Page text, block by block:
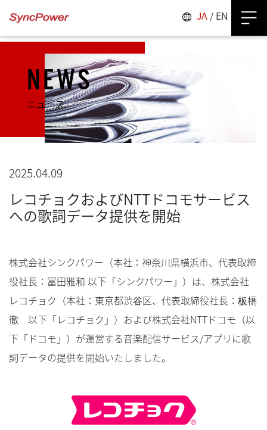
JA / EN
NEWS
ニュース
2025.04.09
レコチョクおよびNTTドコモサービス
への歌詞データ提供を開始
株式会社シンクパワー（本社：神奈川県横浜市、代表取締
役社長：冨田雅和 以下「シンクパワー」）は、株式会社
レコチョク（本社：東京都渋谷区、代表取締役社長：板橋
徹 以下「レコチョク」）および株式会社NTTドコモ（以
下「ドコモ」）が運営する音楽配信サービス/アプリに歌
詞データの提供を開始いたしました。